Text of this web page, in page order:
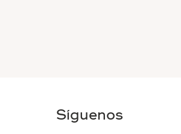
Síguenos